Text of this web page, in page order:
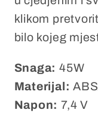
klikom
bilo kojeg
Snaga: 45W
Materijal:
Napon: 7,4 V